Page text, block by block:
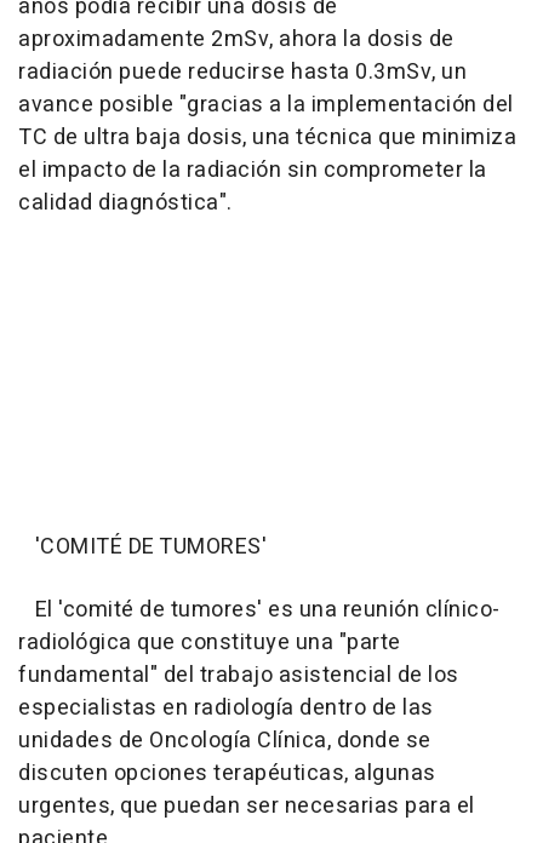
años podía recibir una dosis de
aproximadamente 2mSv, ahora la dosis de
radiación puede reducirse hasta 0.3mSv, un
avance posible "gracias a la implementación del
TC de ultra baja dosis, una técnica que minimiza
el impacto de la radiación sin comprometer la
calidad diagnóstica".
'COMITÉ DE TUMORES'
El 'comité de tumores' es una reunión clínico-
radiológica que constituye una "parte
fundamental" del trabajo asistencial de los
especialistas en radiología dentro de las
unidades de Oncología Clínica, donde se
discuten opciones terapéuticas, algunas
urgentes, que puedan ser necesarias para el